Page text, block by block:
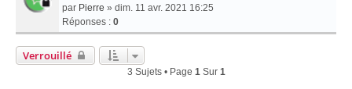
par Pierre » dim. 11 avr. 2021 16:25
Réponses : 0
Verrouillé
3 Sujets • Page 1Sur 1